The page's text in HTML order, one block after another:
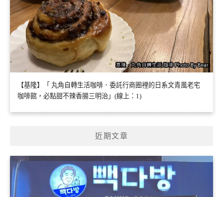
【基隆】「 丸角自轉生活咖啡．委託行商圈裡的日系文青風老宅
咖啡館，必點甜不辣香腸三明治」(線上：1)
近期文章